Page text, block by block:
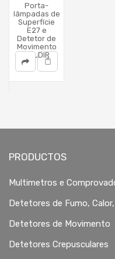
Porta-
lâmpadas de
Superfície
E27 e
Detetor de
Movimento
HOLDIR
PRODUCTOS
Multimetros e
Detetores de Fumo, Calor,
Detetores de Movimento
Detetores Crepusculares